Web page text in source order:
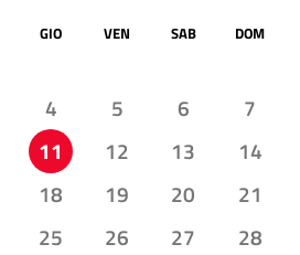
GIO VEN SAB DOM
4 5 6
7
11 12 13
14
18 19 20
21
25 26 27
28